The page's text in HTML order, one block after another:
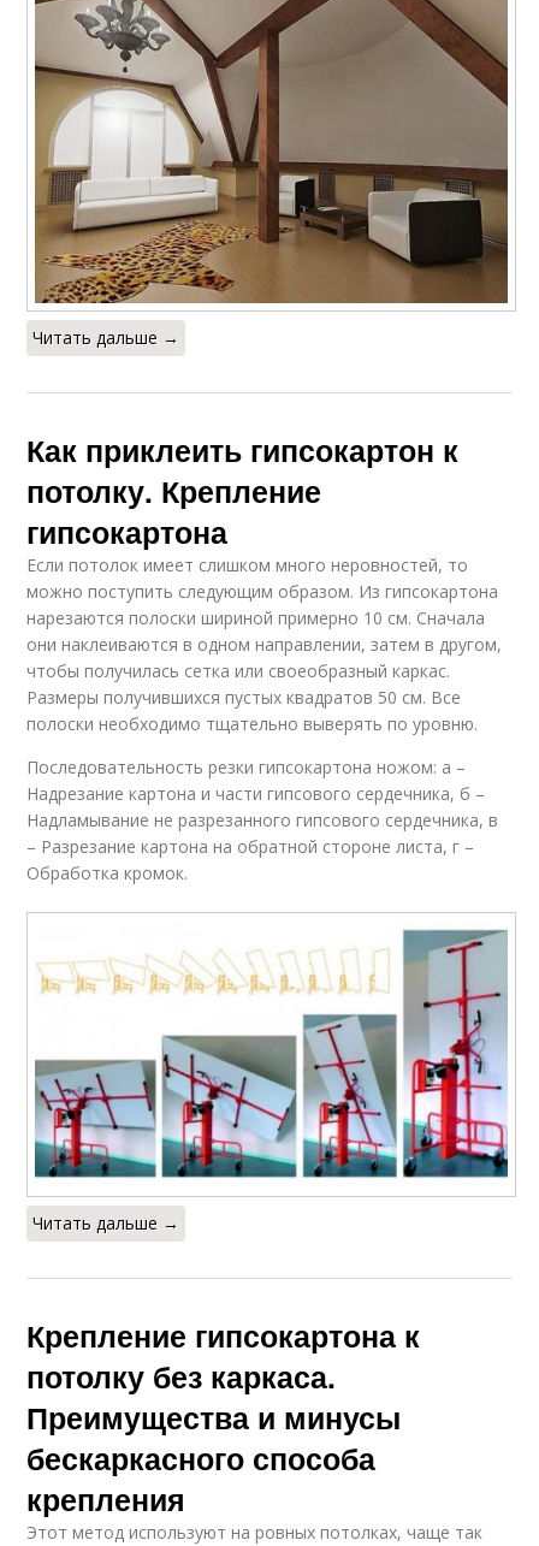
Читать дальше →
Как приклеить гипсокартон к
потолку. Крепление
гипсокартона
Если потолок имеет слишком много неровностей, то
можно поступить следующим образом. Из гипсокартона
нарезаются полоски шириной примерно 10 см. Сначала
они наклеиваются в одном направлении, затем в другом,
чтобы получилась сетка или своеобразный каркас.
Размеры получившихся пустых квадратов 50 см. Все
полоски необходимо тщательно выверять по уровню.
Последовательность резки гипсокартона ножом: а –
Надрезание картона и части гипсового сердечника, б –
Надламывание не разрезанного гипсового сердечника, в
– Разрезание картона на обратной стороне листа, г –
Обработка кромок.
Читать дальше →
Крепление гипсокартона к
потолку без каркаса.
Преимущества и минусы
бескаркасного способа
крепления
Этот метод используют на ровных потолках, чаще так